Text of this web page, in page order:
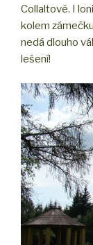
Collaltové. I
kolem
nedá dlouho
lešení!